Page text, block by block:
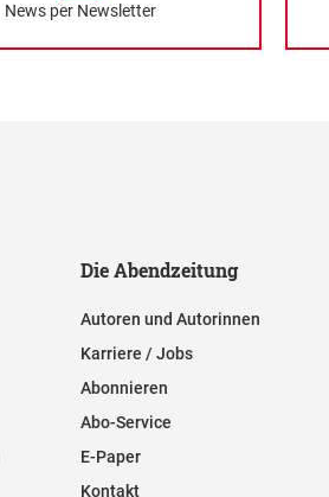
News per Newsletter
Die Abendzeitung
Autoren und Autorinnen
Karriere / Jobs
Abonnieren
Abo-Service
E-Paper
Kontakt